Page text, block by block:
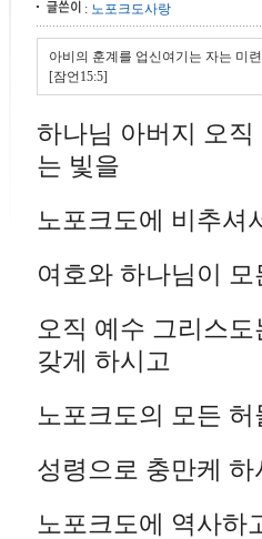
: 노포크도사랑
아비의 훈계를 업신여기는 자는 미
[잠언15:5]
하나님 아버지 오
는 빛을
노포크도에 비추셔
여호와 하나님이
오직 예수 그리스
갖게 하시고
노포크도의 모든
성령으로 충만케
노포크도에 역사하